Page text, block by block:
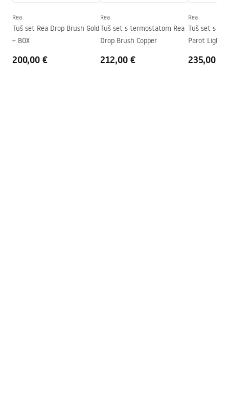
Montaža
Na tuš kadi ili podu
Visina (mm)
1950mm
Smjer kabine
Univerzalan
Rea
Tuš set Rea Drop Brush Gold
+ BOX
200,00 €
Rea
Tuš set s termostatom Rea
Drop Brush Copper
212,00 €
Rea
Tuš set s
Parot Light
235,00 €